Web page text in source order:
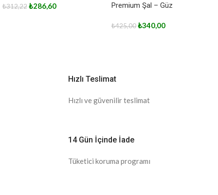
₺312,22₺286,60
Premium Şal – Güz
₺425,00₺340,00
Hızlı Teslimat
Hızlı ve güvenilir teslimat
14 Gün İçinde İade
Tüketici koruma programı